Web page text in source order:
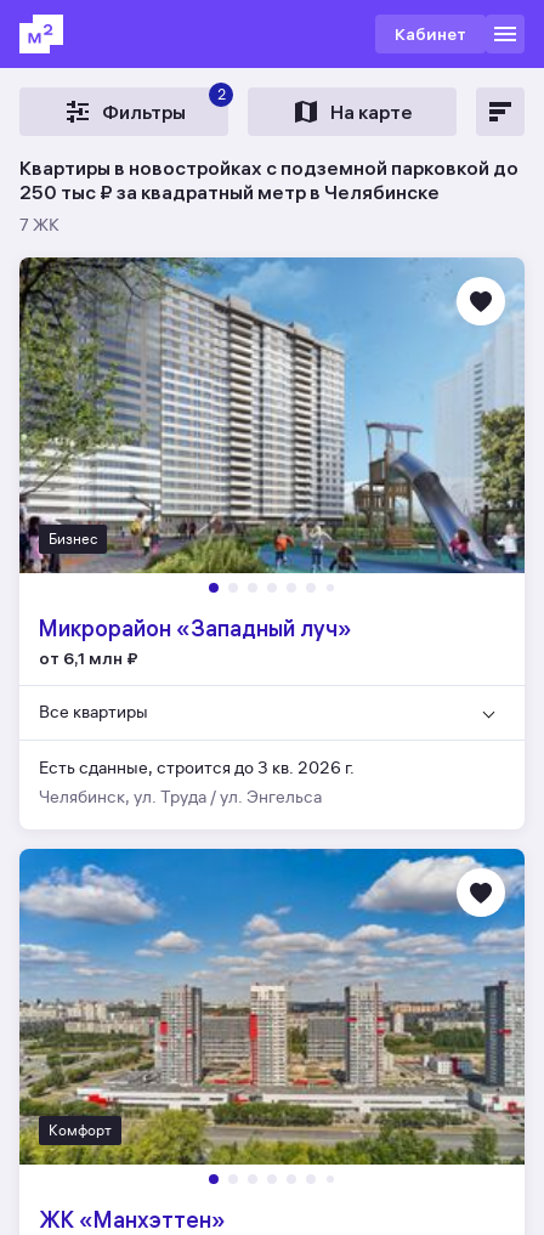
Кабинет
Фильтры
2
На карте
Квартиры в новостройках с подземной парковкой до
250 тыс ₽ за квадратный метр в Челябинске
7 ЖК
Бизнес
Микрорайон «Западный луч»
от 6,1 млн ₽
Все квартиры
Есть сданные, строится до 3 кв. 2026 г.
Челябинск, ул. Труда / ул. Энгельса
Комфорт
ЖК «Манхэттен»